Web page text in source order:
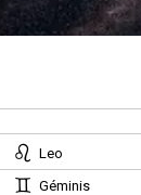
Leo
Géminis